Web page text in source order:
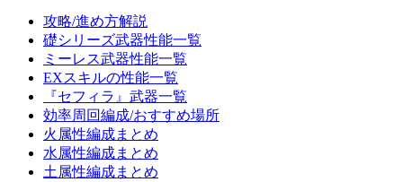
攻略/進め方解説
礎シリーズ武器性能一覧
ミーレス武器性能一覧
EXスキルの性能一覧
『セフィラ』武器一覧
効率周回編成/おすすめ場所
火属性編成まとめ
水属性編成まとめ
土属性編成まとめ